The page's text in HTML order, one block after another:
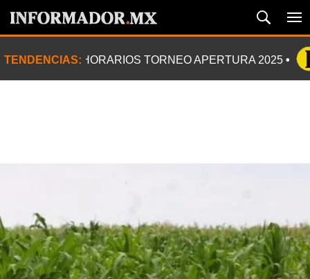
TENDENCIAS: HORARIOS TORNEO APERTURA 2025